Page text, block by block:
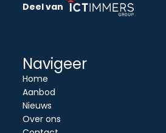
Deel van
Navigeer
Home
Aanbod
Nieuws
Over ons